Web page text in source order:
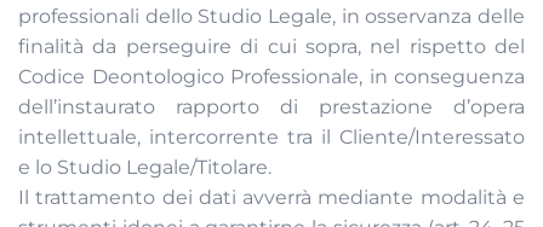
professionali dello Studio Legale, in osservanza delle
finalità da perseguire di cui sopra, nel rispetto del
Codice Deontologico Professionale, in conseguenza
dell’instaurato rapporto di prestazione d’opera
intellettuale, intercorrente tra il Cliente/Interessato
e lo Studio Legale/Titolare.
Il trattamento dei dati avverrà mediante modalità e